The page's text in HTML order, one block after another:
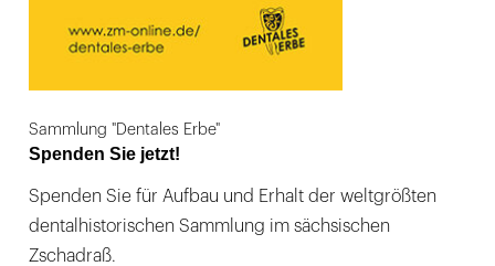
Sammlung "Dentales Erbe"
Spenden Sie jetzt!
Spenden Sie für Aufbau und Erhalt der weltgrößten
dentalhistorischen Sammlung im sächsischen
Zschadraß.